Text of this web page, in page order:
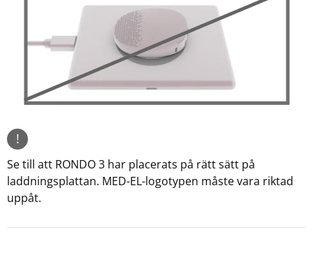
!
Se till att RONDO 3 har placerats på rätt sätt på
laddningsplattan. MED-EL-logotypen måste vara riktad
uppåt.